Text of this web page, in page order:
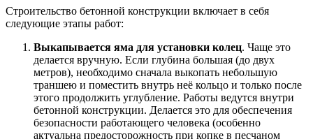
Строительство бетонной конструкции включает в себя
следующие этапы работ:
Выкапывается яма для установки колец. Чаще это
делается вручную. Если глубина большая (до двух
метров), необходимо сначала выкопать небольшую
траншею и поместить внутрь неё кольцо и только после
этого продолжить углубление. Работы ведутся внутри
бетонной конструкции. Делается это для обеспечения
безопасности работающего человека (особенно
актуальна предосторожность при копке в песчаном